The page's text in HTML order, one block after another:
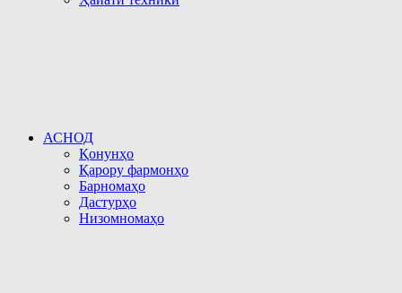
АСНОД
Қонунҳо
Қарору фармонҳо
Барномаҳо
Дастурҳо
Низомномаҳо